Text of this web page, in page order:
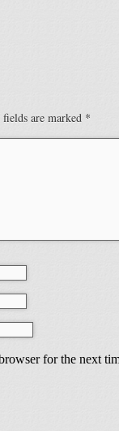
are marked *
for the next